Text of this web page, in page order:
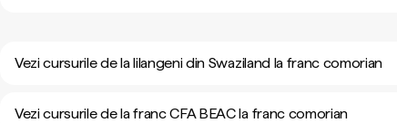
Vezi cursurile de la lilangeni din Swaziland la franc comorian
Vezi cursurile de la franc CFA BEAC la franc comorian